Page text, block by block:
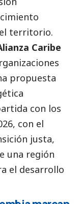
territorio.
Caribe
propuesta
con los
con el
justa,
una región
el desarrollo